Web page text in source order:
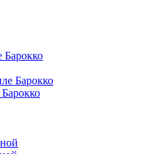
Барокко
Барокко